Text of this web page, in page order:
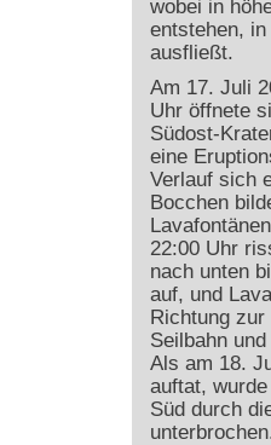
wobei in
entstehen,
ausfließt.
Am 17. Juli
Uhr öffnete
Südost-
eine
Verlauf sich
Bocchen
22:00 Uhr
nach unten
auf, und
Richtung
Seilbahn
Als am 18.
auftat,
Süd durch